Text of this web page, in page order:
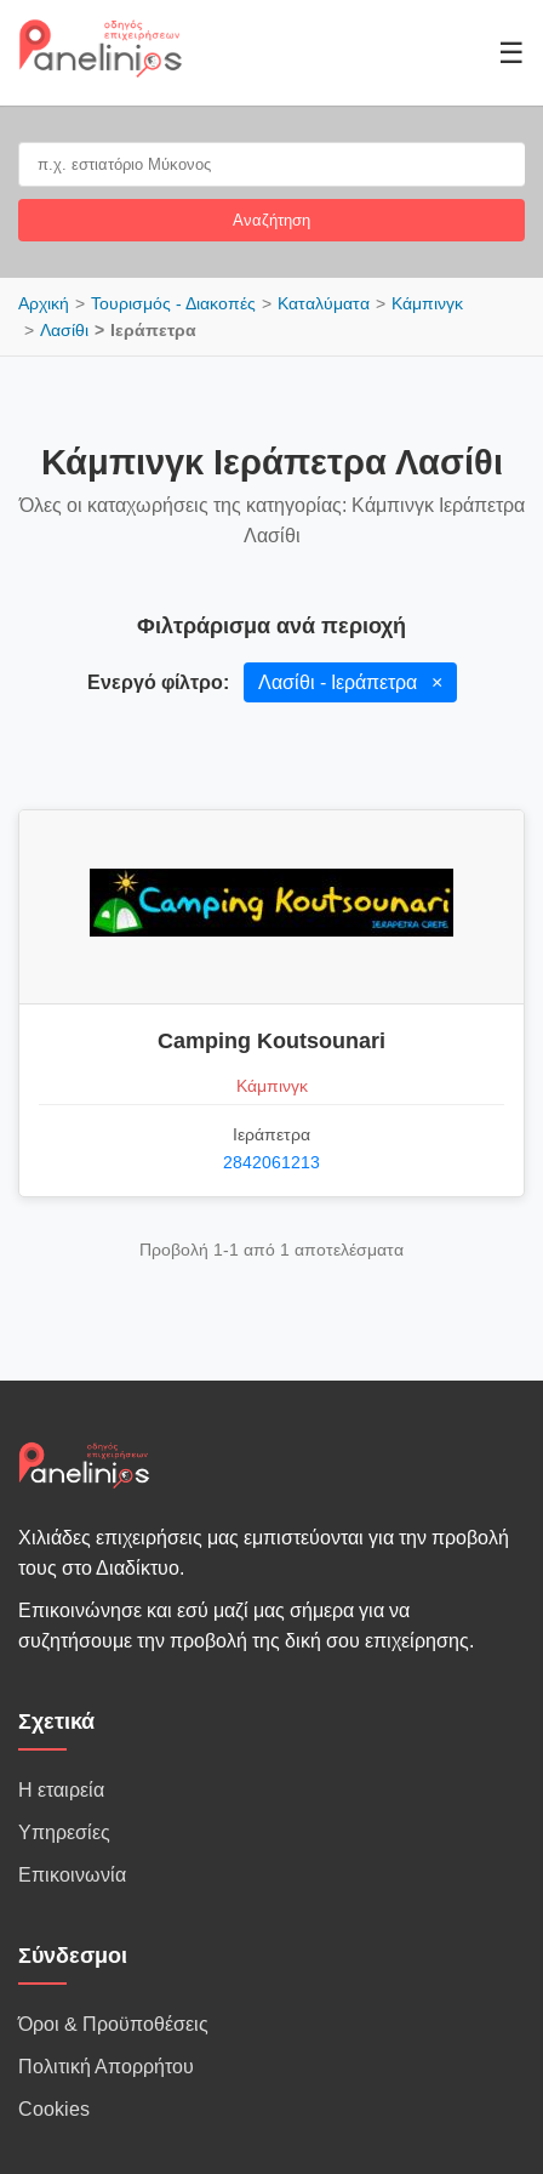
☰
Αναζήτηση
Αρχική Τουρισμός - Διακοπές Καταλύματα
Κάμπινγκ
Λασίθι
Ιεράπετρα
Κάμπινγκ Ιεράπετρα Λασίθι
Όλες οι καταχωρήσεις της κατηγορίας: Κάμπινγκ Ιεράπετρα
Λασίθι
Φιλτράρισμα ανά περιοχή
Ενεργό φίλτρο: Λασίθι - Ιεράπετρα ×
Camping Koutsounari
Κάμπινγκ
Ιεράπετρα
2842061213
Προβολή 1-1 από 1 αποτελέσματα
Χιλιάδες επιχειρήσεις μας εμπιστεύονται για την προβολή
τους στο Διαδίκτυο.
Επικοινώνησε και εσύ μαζί μας σήμερα για να
συζητήσουμε την προβολή της δική σου επιχείρησης.
Σχετικά
Η εταιρεία
Υπηρεσίες
Επικοινωνία
Σύνδεσμοι
Όροι & Προϋποθέσεις
Πολιτική Απορρήτου
Cookies